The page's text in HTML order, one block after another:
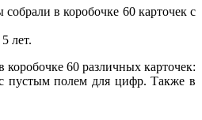
в коробочке 60 карточек с
лет.
60 различных карточек:
пустым полем для цифр. Также в